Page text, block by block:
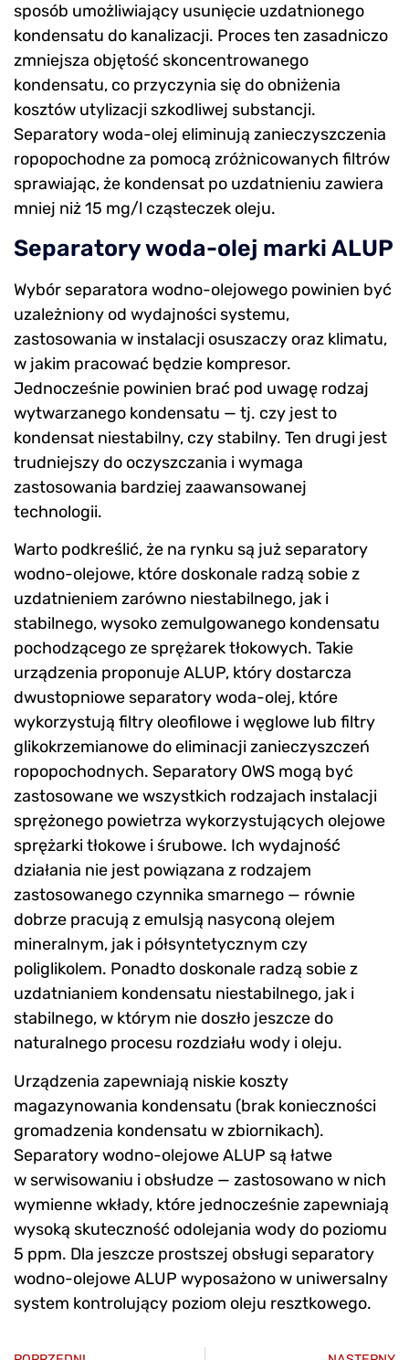
sposób umożliwiający usunięcie uzdatnionego
kondensatu do kanalizacji. Proces ten zasadniczo
zmniejsza objętość skoncentrowanego
kondensatu, co przyczynia się do obniżenia
kosztów utylizacji szkodliwej substancji.
Separatory woda-olej eliminują zanieczyszczenia
ropopochodne za pomocą zróżnicowanych filtrów
sprawiając, że kondensat po uzdatnieniu zawiera
mniej niż 15 mg/l cząsteczek oleju.
Separatory woda-olej marki ALUP
Wybór separatora wodno-olejowego powinien być
uzależniony od wydajności systemu,
zastosowania w instalacji osuszaczy oraz klimatu,
w jakim pracować będzie kompresor.
Jednocześnie powinien brać pod uwagę rodzaj
wytwarzanego kondensatu — tj. czy jest to
kondensat niestabilny, czy stabilny. Ten drugi jest
trudniejszy do oczyszczania i wymaga
zastosowania bardziej zaawansowanej
technologii.
Warto podkreślić, że na rynku są już separatory
wodno-olejowe, które doskonale radzą sobie z
uzdatnieniem zarówno niestabilnego, jak i
stabilnego, wysoko zemulgowanego kondensatu
pochodzącego ze sprężarek tłokowych. Takie
urządzenia proponuje ALUP, który dostarcza
dwustopniowe separatory woda-olej, które
wykorzystują filtry oleofilowe i węglowe lub filtry
glikokrzemianowe do eliminacji zanieczyszczeń
ropopochodnych. Separatory OWS mogą być
zastosowane we wszystkich rodzajach instalacji
sprężonego powietrza wykorzystujących olejowe
sprężarki tłokowe i śrubowe. Ich wydajność
działania nie jest powiązana z rodzajem
zastosowanego czynnika smarnego — równie
dobrze pracują z emulsją nasyconą olejem
mineralnym, jak i półsyntetycznym czy
poliglikolem. Ponadto doskonale radzą sobie z
uzdatnianiem kondensatu niestabilnego, jak i
stabilnego, w którym nie doszło jeszcze do
naturalnego procesu rozdziału wody i oleju.
Urządzenia zapewniają niskie koszty
magazynowania kondensatu (brak konieczności
gromadzenia kondensatu w zbiornikach).
Separatory wodno-olejowe ALUP są łatwe
w serwisowaniu i obsłudze — zastosowano w nich
wymienne wkłady, które jednocześnie zapewniają
wysoką skuteczność odolejania wody do poziomu
5 ppm. Dla jeszcze prostszej obsługi separatory
wodno-olejowe ALUP wyposażono w uniwersalny
system kontrolujący poziom oleju resztkowego.